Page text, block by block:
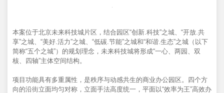
本案位于北京未来科技城片区，结合园区“创新.科技”之城、“开放.共
享”之城、“美好.活力”之城、“低碳.节能”之城和“和谐.生态”之城（以下
简称“五个之城”）的规划理念，未来科技城将形成“一心、两园、双
核、四轴”主体空间结构。
项目功能具有多重属性，是秩序与动感共生的商业办公园区。四个方
向的沿街立面均匀对称，立面手法高度统一，平面以“效率为王”高效办